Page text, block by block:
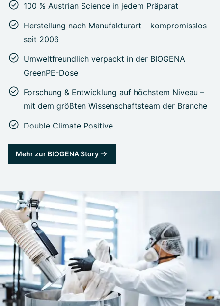
100 % Austrian Science in jedem Präparat
Herstellung nach Manufakturart – kompromisslos
seit 2006
Umweltfreundlich verpackt in der BIOGENA
GreenPE-Dose
Forschung & Entwicklung auf höchstem Niveau –
mit dem größten Wissenschaftsteam der Branche
Double Climate Positive
Mehr zur BIOGENA Story